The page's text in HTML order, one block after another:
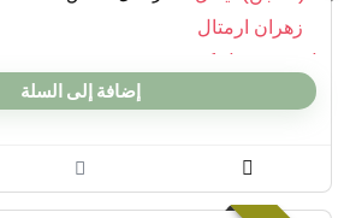
إضافة إلى السلة